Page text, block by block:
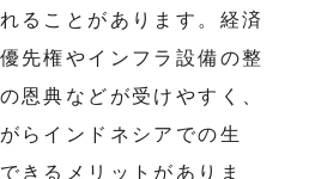
ることがあります。経済
先権やインフラ設備の整
恩典などが受けやすく、
らインドネシアでの生
きるメリットがありま